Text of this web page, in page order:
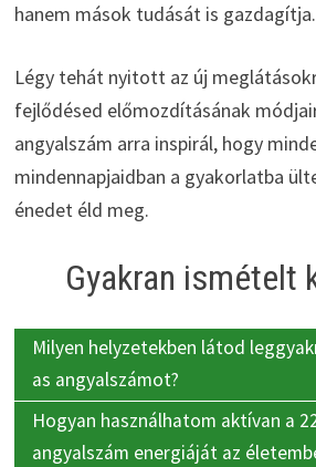
hanem mások tudását is gazdagítja.
Légy tehát nyitott az új
fejlődésed előmozdításának
angyalszám arra inspirál, hogy
mindennapjaidban a gyakorlatba
énedet éld meg.
Gyakran ismételt
Milyen helyzetekben látod
as angyalszámot?
Hogyan használhatom aktívan a
angyalszám energiáját az